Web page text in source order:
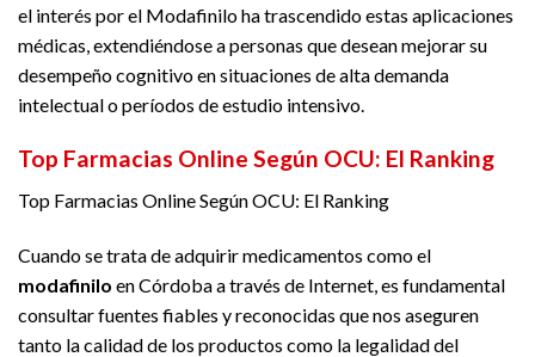
el interés por el Modafinilo ha trascendido estas aplicaciones
médicas, extendiéndose a personas que desean mejorar su
desempeño cognitivo en situaciones de alta demanda
intelectual o períodos de estudio intensivo.
Top Farmacias Online Según OCU: El Ranking
Top Farmacias Online Según OCU: El Ranking
Cuando se trata de adquirir medicamentos como el
modafinilo en Córdoba a través de Internet, es fundamental
consultar fuentes fiables y reconocidas que nos aseguren
tanto la calidad de los productos como la legalidad del